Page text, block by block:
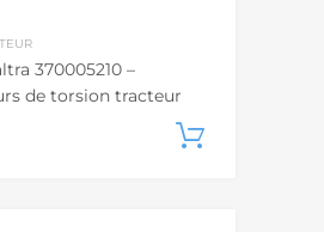
370005210 –
de torsion tracteur